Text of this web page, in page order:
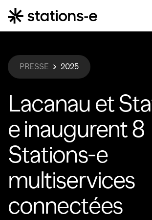
PRESSE 2025
Lacanau et
e inaugurent 8
Stations-e
multiservices
connectées